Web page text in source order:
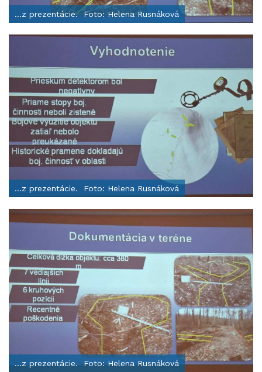
...z prezentácie. Foto: Helena Rusnáková
...z prezentácie. Foto: Helena Rusnáková
...z prezentácie. Foto: Helena Rusnáková